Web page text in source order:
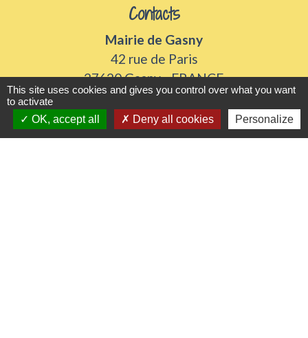
Contacts
Mairie de Gasny
42 rue de Paris
27620 Gasny - FRANCE
+33 2 32 77 54 50
Contact par formulaire
This site uses cookies and gives you control over what you want
to activate
OK, accept all
Deny all cookies Personalize